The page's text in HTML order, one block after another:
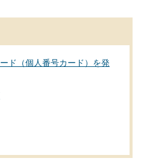
ド（個人番号カード）を発